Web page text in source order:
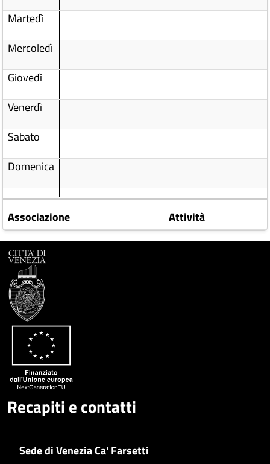
Martedì
Mercoledì
Giovedì
Venerdì
Sabato
Domenica
Associazione Attività
Recapiti e contatti
Sede di Venezia Ca' Farsetti